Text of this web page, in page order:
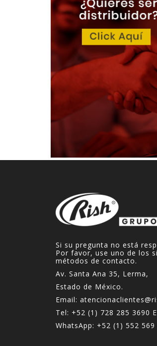
Si su pregunta no está
Por favor, use uno de los
métodos de contacto.
Av. Santa Ana 35, Lerma,
Estado de México.
Email:
Tel: +52 (1) 728 285 3690
WhatsApp: +52 (1) 552 569